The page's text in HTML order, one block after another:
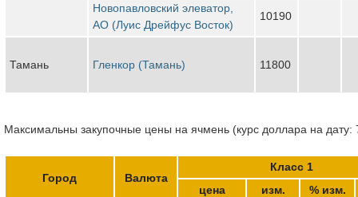
Новопавловский элеватор,
АО (Луис Дрейфус Восток)
10190
Тамань Гленкор (Тамань) 11800
Максимальны закупочные цены на ячмень (курс доллара на дату:
Город Валюта
Класс 1
цена
изм. % изм.